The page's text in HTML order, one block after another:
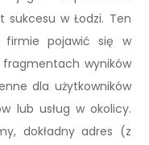
w Łodzi. Ten
firmie pojawić się w
wyników
dla użytkowników
lub usług w okolicy.
dokładny adres (z